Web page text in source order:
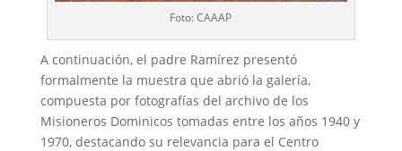
Foto: CAAAP
A continuación, el padre Ramírez presentó
formalmente la muestra que abrió la galería,
compuesta por fotografías del archivo de los
Misioneros Dominicos tomadas entre los años 1940 y
1970, destacando su relevancia para el Centro